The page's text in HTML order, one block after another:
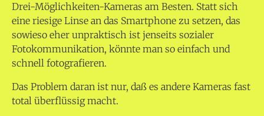
Drei-Möglichkeiten-Kameras am Besten. Statt sich
eine riesige Linse an das Smartphone zu setzen, das
sowieso eher unpraktisch ist jenseits sozialer
Fotokommunikation, könnte man so einfach und
schnell fotografieren.
Das Problem daran ist nur, daß es andere Kameras fast
total überflüssig macht.